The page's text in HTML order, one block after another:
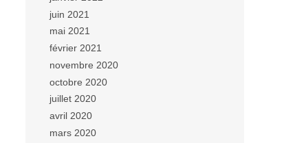
juin 2021
mai 2021
février 2021
novembre 2020
octobre 2020
juillet 2020
avril 2020
mars 2020